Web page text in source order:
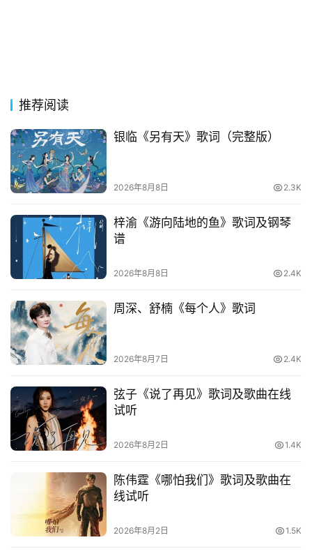
推荐阅读
银临《另有天》歌词（完整版）
2026年8月8日 2.3K
梓渝《游向陆地的鱼》歌词及钢琴
谱
2026年8月8日 2.4K
周深、舒楠《每个人》歌词
2026年8月7日 2.4K
弦子《说了再见》歌词及歌曲在线
试听
2026年8月2日 1.4K
陈伟霆《哪怕我们》歌词及歌曲在
线试听
2026年8月2日 1.5K